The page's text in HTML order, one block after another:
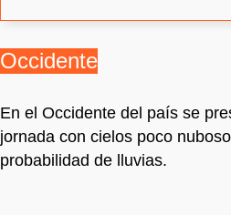
Occidente
En el Occidente del país se
jornada con cielos poco
probabilidad de lluvias.